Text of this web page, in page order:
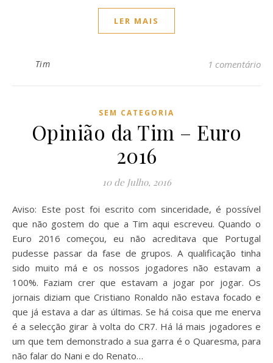
LER MAIS
Tim 1 comentário
SEM CATEGORIA
Opinião da Tim – Euro
2016
10 de Julho, 2016
Aviso: Este post foi escrito com sinceridade, é possível
que não gostem do que a Tim aqui escreveu. Quando o
Euro 2016 começou, eu não acreditava que Portugal
pudesse passar da fase de grupos. A qualificação tinha
sido muito má e os nossos jogadores não estavam a
100%. Faziam crer que estavam a jogar por jogar. Os
jornais diziam que Cristiano Ronaldo não estava focado e
que já estava a dar as últimas. Se há coisa que me enerva
é a selecção girar à volta do CR7. Há lá mais jogadores e
um que tem demonstrado a sua garra é o Quaresma, para
não falar do Nani e do Renato…